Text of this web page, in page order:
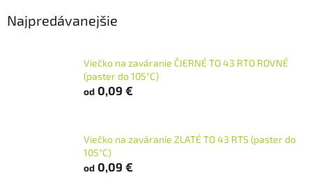
Najpredávanejšie
Viečko na zaváranie ČIERNÉ TO 43 RTO ROVNÉ
(paster do 105°C)
od 0,09 €
Viečko na zaváranie ZLATÉ TO 43 RTS (paster do
105°C)
od 0,09 €